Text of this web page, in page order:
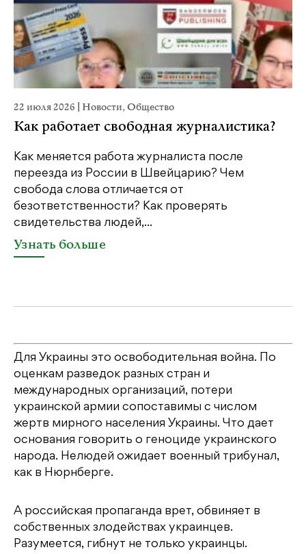
22 июля 2026 Новости,Общество
Как работает свободная журналистика?
Как меняется работа журналиста после
переезда из России в Швейцарию? Чем
свобода слова отличается от
безответственности? Как проверять
свидетельства людей,...
Узнать больше
Для Украины это освободительная война. По
оценкам разведок разных стран и
международных организаций, потери
украинской армии сопоставимы с числом
жертв мирного населения Украины. Что дает
основания говорить о геноциде украинского
народа. Нелюдей ожидает военный трибунал,
как в Нюрнберге.
А российская пропаганда врет, обвиняет в
собственных злодействах украинцев.
Разумеется, гибнут не только украинцы.